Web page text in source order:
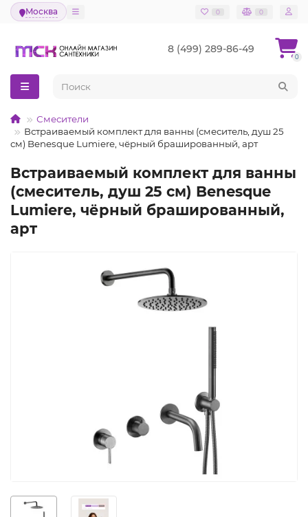
Москва 0 0
8 (499) 289-86-49
0
Смесители
Встраиваемый комплект для ванны (смеситель, душ 25
см) Benesque Lumiere, чёрный брашированный, арт
Встраиваемый комплект для ванны
(смеситель, душ 25 см) Benesque
Lumiere, чёрный брашированный,
арт